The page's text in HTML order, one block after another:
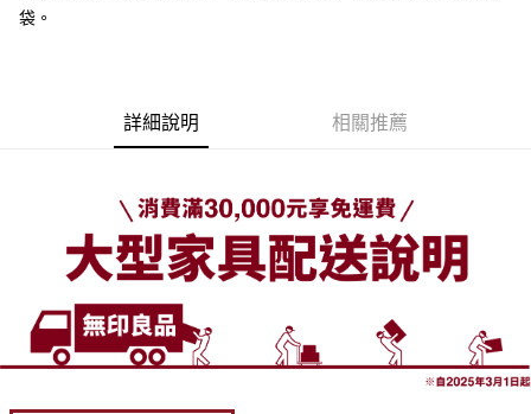
袋。
詳細說明 相關推薦